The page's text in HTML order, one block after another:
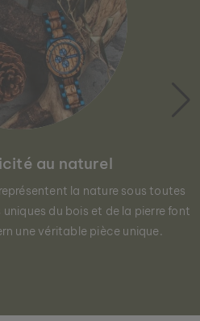
au naturel
la nature sous toutes
du bois et de la pierre font
une véritable pièce unique.